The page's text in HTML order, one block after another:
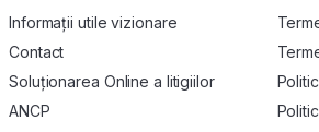
Informații utile vizionare
Contact
Soluționarea Online a litigiilor
ANCP